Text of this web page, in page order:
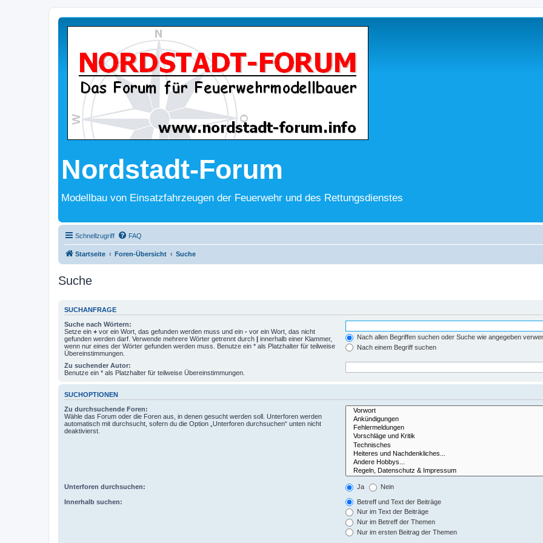
Nordstadt-Forum
Modellbau von Einsatzfahrzeugen der Feuerwehr und des Rettungsdienstes
Schnellzugriff FAQ
Startseite Foren-Übersicht Suche
Suche
SUCHANFRAGE
Suche nach Wörtern:
Setze ein + vor ein Wort, das gefunden werden muss und ein - vor ein Wort, das nicht
gefunden werden darf. Verwende mehrere Wörter getrennt durch
innerhalb einer Klammer,
wenn nur eines der Wörter gefunden werden muss. Benutze ein * als Platzhalter für teilweise
Übereinstimmungen.
Nach allen Begriffen suchen oder Suche wie angegeben
Nach einem Begriff suchen
Zu suchender Autor:
Benutze ein * als Platzhalter für teilweise Übereinstimmungen.
SUCHOPTIONEN
Zu durchsuchende Foren:
Wähle das Forum oder die Foren aus, in denen gesucht werden soll. Unterforen werden
automatisch mit durchsucht, sofern du die Option „Unterforen durchsuchen“ unten nicht
deaktivierst.
Unterforen durchsuchen: Ja Nein
Innerhalb suchen:
Betreff und Text der Beiträge
Nur im Text der Beiträge
Nur im Betreff der Themen
Nur im ersten Beitrag der Themen